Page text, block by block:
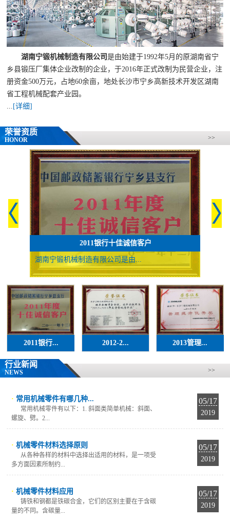
湖南宁锻机械制造有限公司是由始建于1992年5月的原湖南省宁
乡县锻压厂集体企业改制的企业，于2016年正式改制为民营企业，注
册资金500万元，占地60余亩，地处长沙市宁乡高新技术开发区湖南
省工程机械配套产业园。
[详细]
>>
荣誉资质
HONOR
2011银行十佳诚信客户
湖南宁锻机械制造有限公司是由...
2011银行... 2012-2... 2013管理...
>>
行业新闻
NEWS
· 常用机械零件有哪几种...
常用机械零件有以下：1. 斜面类简单机械：斜面、
螺旋、劈。2...
05/17
2019
· 机械零件材料选择原则
从各种各样的材料中选择出适用的材料，是一项受
多方面因素所制约...
05/17
2019
· 机械零件材料应用
铸铁和钢都是铁碳合金，它们的区别主要在于含碳
量的不同。含碳量...
05/17
2019